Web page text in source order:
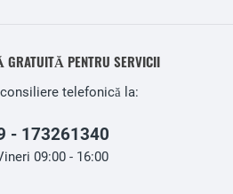
GRATUITĂ PENTRU SERVICII
telefonică la:
- 173261340
09:00 - 16:00